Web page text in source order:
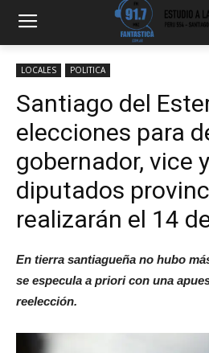
LOCALES POLITICA
Santiago del
elecciones para
gobernador, vice
diputados
realizarán el 14
En tierra santiagueña no hubo
se especula a priori con una
reelección.